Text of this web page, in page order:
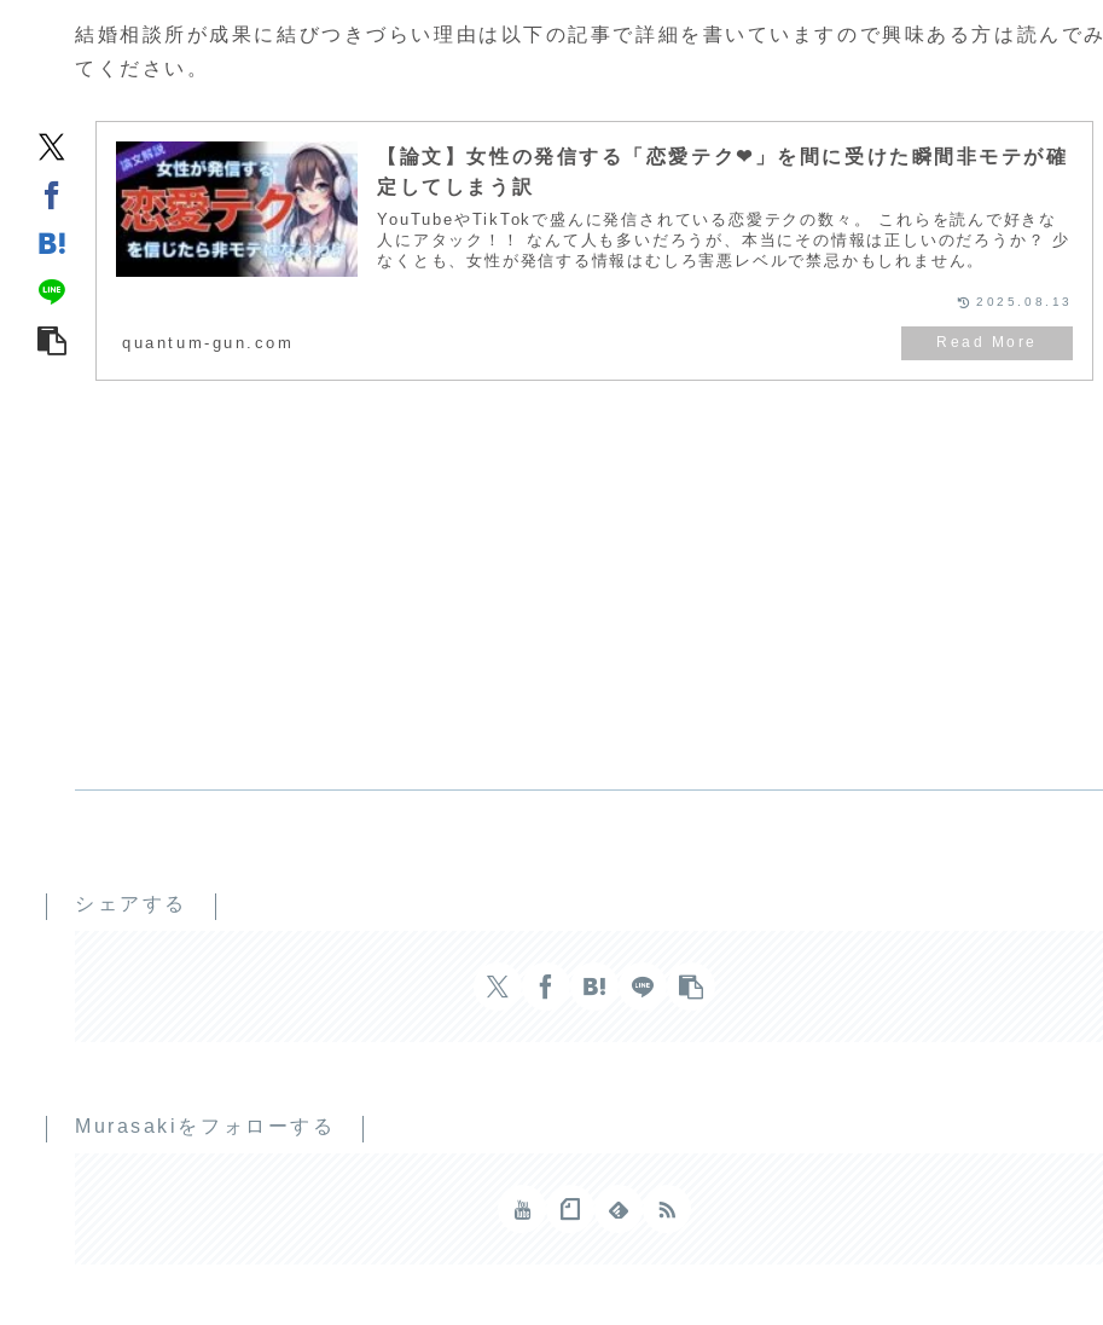
結婚相談所が成果に結びつきづらい理由は以下の記事で詳細を書いていますので興味ある方は読んでみ
てください。
【論文】女性の発信する「恋愛テク❤︎」を間に受けた瞬間非モテが確
定してしまう訳
YouTubeやTikTokで盛んに発信されている恋愛テクの数々。 これらを読んで好きな
人にアタック！！ なんて人も多いだろうが、本当にその情報は正しいのだろうか？ 少
なくとも、女性が発信する情報はむしろ害悪レベルで禁忌かもしれません。
quantum-gun.com
2025.08.13
シェアする
Murasakiをフォローする